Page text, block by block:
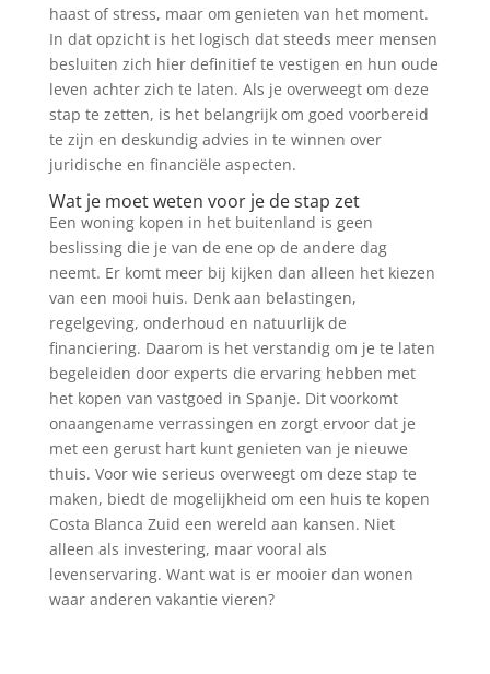
haast of stress, maar om genieten van het moment.
In dat opzicht is het logisch dat steeds meer mensen
besluiten zich hier definitief te vestigen en hun oude
leven achter zich te laten. Als je overweegt om deze
stap te zetten, is het belangrijk om goed voorbereid
te zijn en deskundig advies in te winnen over
juridische en financiële aspecten.
Wat je moet weten voor je de stap zet
Een woning kopen in het buitenland is geen
beslissing die je van de ene op de andere dag
neemt. Er komt meer bij kijken dan alleen het kiezen
van een mooi huis. Denk aan belastingen,
regelgeving, onderhoud en natuurlijk de
financiering. Daarom is het verstandig om je te laten
begeleiden door experts die ervaring hebben met
het kopen van vastgoed in Spanje. Dit voorkomt
onaangename verrassingen en zorgt ervoor dat je
met een gerust hart kunt genieten van je nieuwe
thuis. Voor wie serieus overweegt om deze stap te
maken, biedt de mogelijkheid om een huis te kopen
Costa Blanca Zuid een wereld aan kansen. Niet
alleen als investering, maar vooral als
levenservaring. Want wat is er mooier dan wonen
waar anderen vakantie vieren?